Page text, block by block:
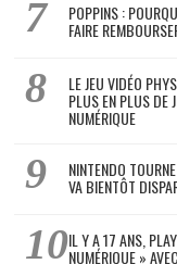
POPPINS :
FAIRE
LE JEU VIDÉO
PLUS EN PLUS DE
NUMÉRIQUE
NINTENDO
VA BIENTÔT
IL Y A 17 ANS,
NUMÉRIQUE »